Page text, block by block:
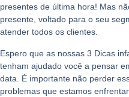
presentes de última hora! Mas
presente, voltado para o seu
atender todos os clientes.
Espero que as nossas 3 Dicas
tenham ajudado você a pensar
data. É importante não perder
problemas que estamos